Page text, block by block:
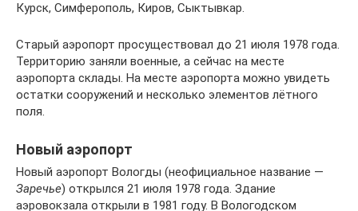
Курск, Симферополь, Киров, Сыктывкар.
Старый аэропорт просуществовал до 21 июля 1978 года.
Территорию заняли военные, а сейчас на месте
аэропорта склады. На месте аэропорта можно увидеть
остатки сооружений и несколько элементов лётного
поля.
Новый аэропорт
Новый аэропорт Вологды (неофициальное название —
Заречье) открылся 21 июля 1978 года. Здание
аэровокзала открыли в 1981 году. В Вологодском